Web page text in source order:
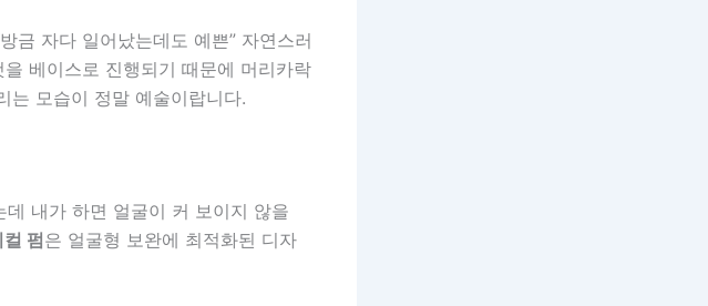
금 자다 일어났는데도 예쁜” 자연스러
베이스로 진행되기 때문에 머리카락
는 모습이 정말 예술이랍니다.
내가 하면 얼굴이 커 보이지 않을
펌은 얼굴형 보완에 최적화된 디자